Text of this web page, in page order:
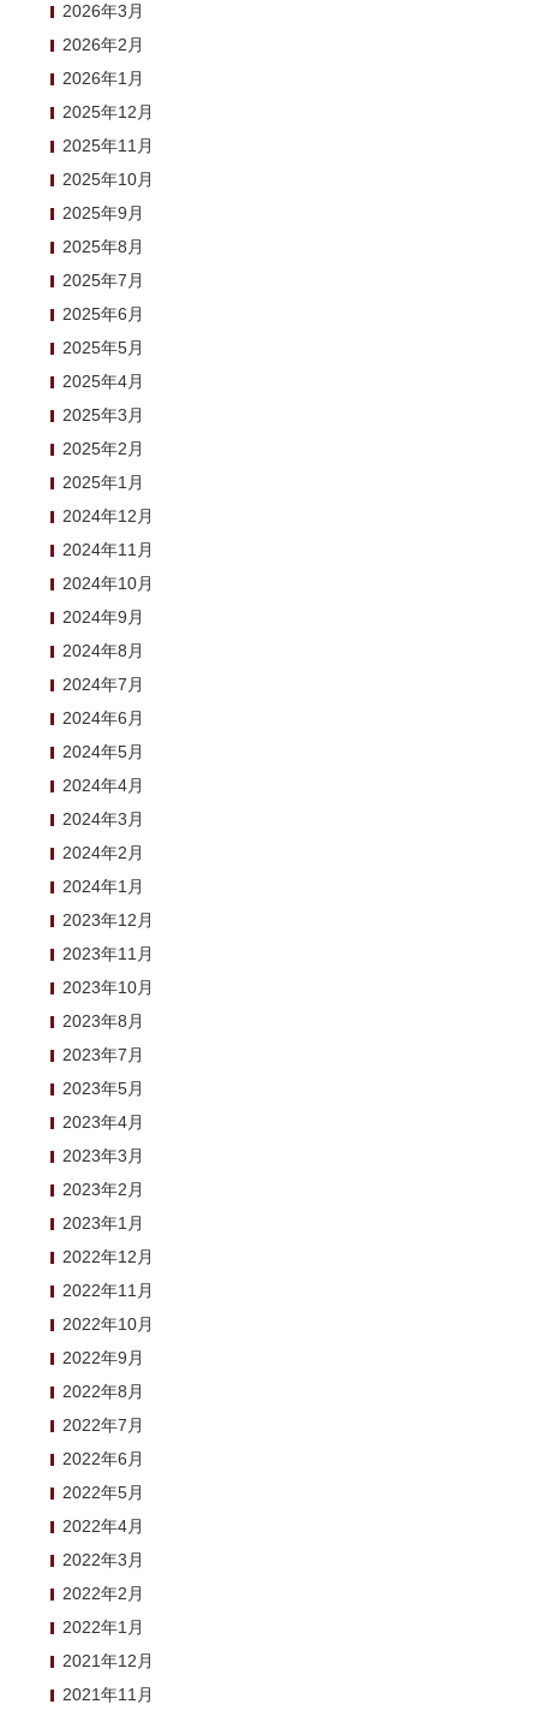
2026年3月
2026年2月
2026年1月
2025年12月
2025年11月
2025年10月
2025年9月
2025年8月
2025年7月
2025年6月
2025年5月
2025年4月
2025年3月
2025年2月
2025年1月
2024年12月
2024年11月
2024年10月
2024年9月
2024年8月
2024年7月
2024年6月
2024年5月
2024年4月
2024年3月
2024年2月
2024年1月
2023年12月
2023年11月
2023年10月
2023年8月
2023年7月
2023年5月
2023年4月
2023年3月
2023年2月
2023年1月
2022年12月
2022年11月
2022年10月
2022年9月
2022年8月
2022年7月
2022年6月
2022年5月
2022年4月
2022年3月
2022年2月
2022年1月
2021年12月
2021年11月